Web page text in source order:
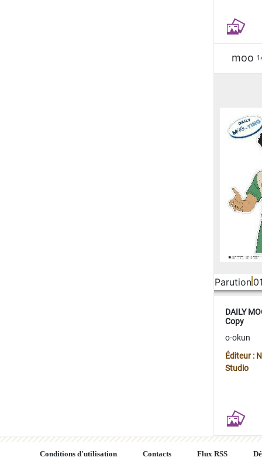
moo
Parution
DAILY
Copy
o-okun
Éditeur :
Studio
Conditions d'utilisation Contacts Flux RSS